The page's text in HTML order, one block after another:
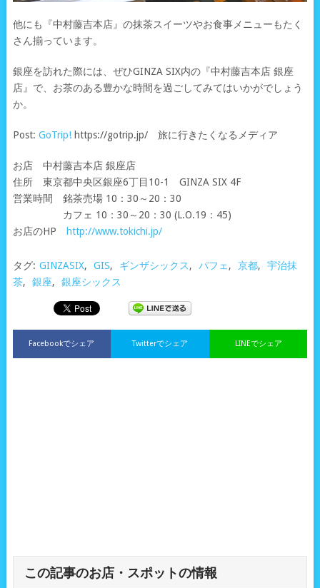
他にも『中村藤吉本店』の抹茶スイーツやお食事メニューもたく
さん揃っています。
銀座を訪れた際には、ぜひGINZA SIX内の『中村藤吉本店 銀座
店』で、お茶のある豊かな時間を過ごしてみてはいかがでしょう
か。
Post: GoTrip!https://gotrip.jp/ 旅に行きたくなるメディア
お店 中村藤吉本店 銀座店
住所 東京都中央区銀座6丁目10-1 GINZA SIX 4F
営業時間 銘茶売場 10：30～20：30
カフェ 10：30～20：30 (L.O.19：45)
お店のHP
http://www.tokichi.jp/
タグ: GINZASIX, GIS, ギンザシックス, パフェ, 京都,
宇治抹
茶, 銀座, 銀座シックス
Facebookでシェア LINEでシェア
Twitterでシェア
この記事のお店・スポットの情報